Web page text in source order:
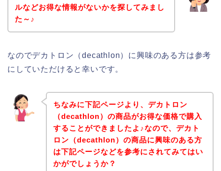
ルなどお得な情報がないかを探してみまし
た～♪
なのでデカトロン（decathlon）に興味のある方は参考
にしていただけると幸いです。
ちなみに下記ページより、デカトロン
（decathlon）の商品がお得な価格で購入
することができましたよ♪なので、デカト
ロン（decathlon）の商品に興味のある方
は下記ページなどを参考にされてみてはい
かがでしょうか？